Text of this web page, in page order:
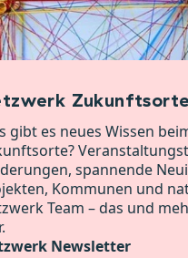
gibt es neues Wissen
spannende
Kommunen und
Team – das und
Newsletter